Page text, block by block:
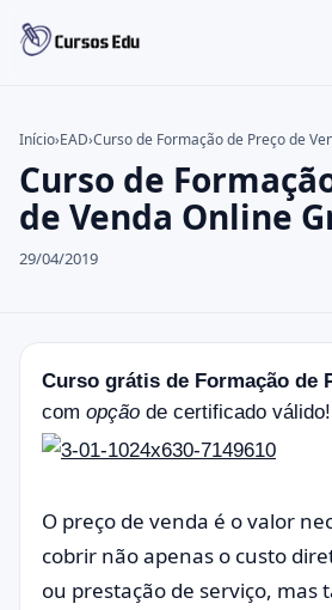
Inglês
Idiomas
Buscar no site
Buscar por:
Pressione Enter para buscar ou
Início›EAD›Curso de Formação de Preço de
Curso de
de Venda Online
29/04/2019
Curso grátis de Formação de
com opção de certificado válido!
O preço de venda é o valor
cobrir não apenas o custo
ou prestação de serviço, mas